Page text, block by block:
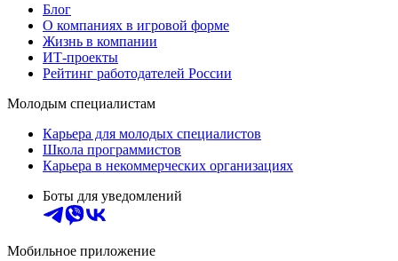
Блог
О компаниях в игровой форме
Жизнь в компании
ИТ-проекты
Рейтинг работодателей России
Молодым специалистам
Карьера для молодых специалистов
Школа программистов
Карьера в некоммерческих организациях
Боты для уведомлений
Мобильное приложение